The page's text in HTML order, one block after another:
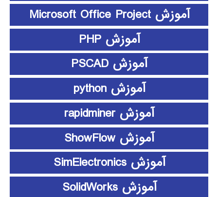
آموزش Microsoft Office Project
آموزش PHP
آموزش PSCAD
آموزش python
آموزش rapidminer
آموزش ShowFlow
آموزش SimElectronics
آموزش SolidWorks